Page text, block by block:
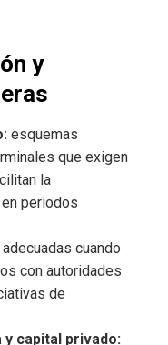
y
esquemas
que exigen
la
periodos
adecuadas cuando
con autoridades
de
capital privado: